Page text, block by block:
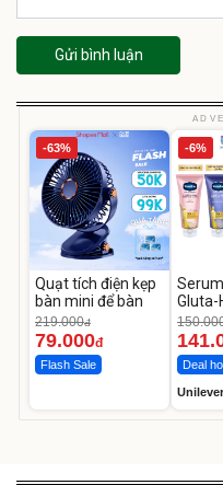
Gửi bình luận
-63%
Quạt tích điện kẹp
bàn mini để bàn
219.000đ
79.000đ
Flash Sale
-6%
Gluta-
Da
Ngày
Deal
Unilever